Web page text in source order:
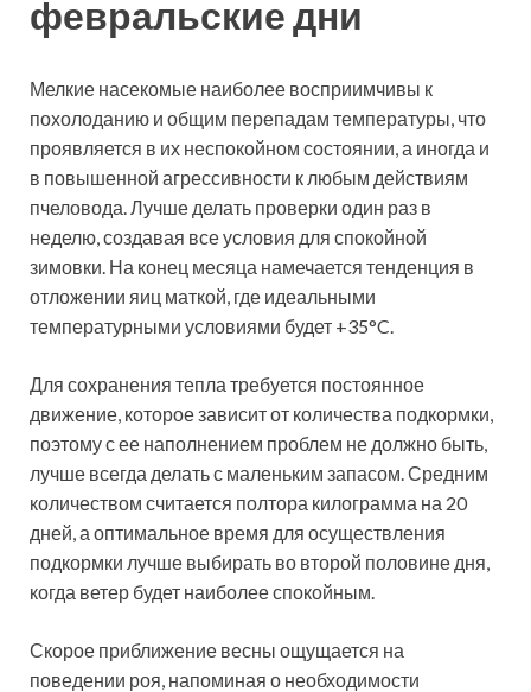
февральские дни
Мелкие насекомые наиболее восприимчивы к
похолоданию и общим перепадам температуры, что
проявляется в их неспокойном состоянии, а иногда и
в повышенной агрессивности к любым действиям
пчеловода. Лучше делать проверки один раз в
неделю, создавая все условия для спокойной
зимовки. На конец месяца намечается тенденция в
отложении яиц маткой, где идеальными
температурными условиями будет +35°C.
Для сохранения тепла требуется постоянное
движение, которое зависит от количества подкормки,
поэтому с ее наполнением проблем не должно быть,
лучше всегда делать с маленьким запасом. Средним
количеством считается полтора килограмма на 20
дней, а оптимальное время для осуществления
подкормки лучше выбирать во второй половине дня,
когда ветер будет наиболее спокойным.
Скорое приближение весны ощущается на
поведении роя, напоминая о необходимости